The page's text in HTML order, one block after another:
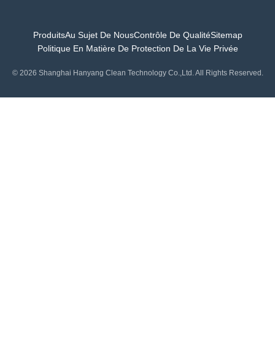
ProduitsAu Sujet De NousContrôle De QualitéSitemap
Politique En Matière De Protection De La Vie Privée
© 2026 Shanghai Hanyang Clean Technology Co.,Ltd. All Rights Reserved.